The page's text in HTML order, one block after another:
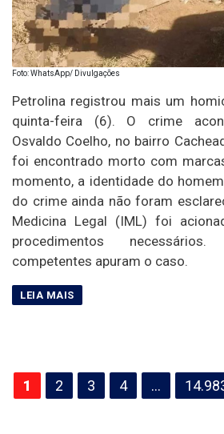
Foto: WhatsApp/ Divulgações
Petrolina registrou mais um
quinta-feira (6). O crime
Osvaldo Coelho, no bairro
foi encontrado morto com
momento, a identidade do
do crime ainda não foram
Medicina Legal (IML) foi
procedimentos
competentes apuram o caso.
Paginação
de
1 2 3 4 …